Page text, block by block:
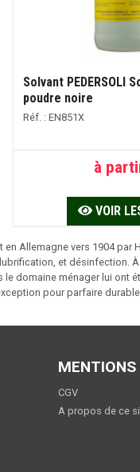
Solvant PEDERSOLI
poudre noire
Réf. : EN851X
à
VOIR
Allemagne vers 1904
et désinfection.
domaine ménager lui ont
pour parfaire
MENTIONS
CGV
A propos de ce